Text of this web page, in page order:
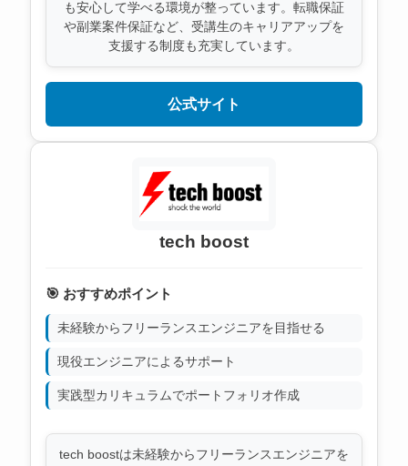
も安心して学べる環境が整っています。転職保証
や副業案件保証など、受講生のキャリアアップを
支援する制度も充実しています。
公式サイト
tech boost
🎯 おすすめポイント
未経験からフリーランスエンジニアを目指せる
現役エンジニアによるサポート
実践型カリキュラムでポートフォリオ作成
tech boostは未経験からフリーランスエンジニアを